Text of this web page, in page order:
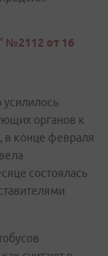
№2112 от 16
органов к
в конце февраля
состоялась